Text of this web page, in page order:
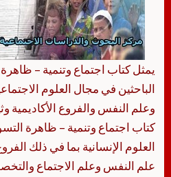
يمثل كتاب اجتماع وتنمية –
الباحثين في مجال العلوم
وعلم النفس والفروع الأكاديمية
كتاب اجتماع وتنمية – ظاهرة
العلوم الإنسانية بما في ذلك
علم النفس وعلم الاجتماع